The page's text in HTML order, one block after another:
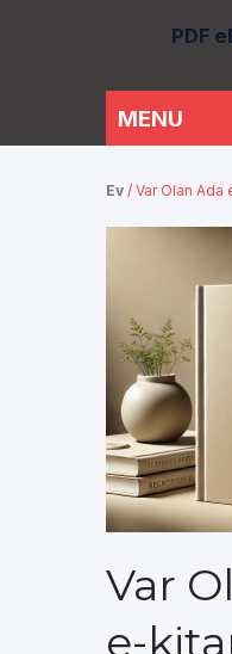
PDF
Ev / Var Olan Ada
Var
e-